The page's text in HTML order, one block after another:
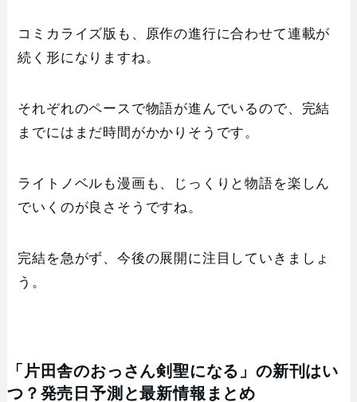
コミカライズ版も、原作の進行に合わせて連載が
続く形になりますね。
それぞれのペースで物語が進んでいるので、完結
までにはまだ時間がかかりそうです。
ライトノベルも漫画も、じっくりと物語を楽しん
でいくのが良さそうですね。
完結を急がず、今後の展開に注目していきましょ
う。
「片田舎のおっさん剣聖になる」の新刊はい
つ？発売日予測と最新情報まとめ